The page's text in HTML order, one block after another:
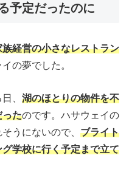
予定だったのに
経営の小さなレストラン
の夢でした。
、 湖のほとりの物件を不
ったのです。ハサウェイの
うにないので、 ブライト
学校に行く予定まで立て